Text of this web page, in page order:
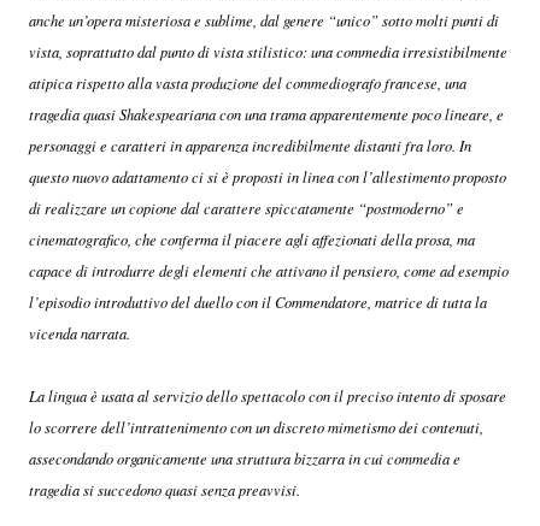
anche un’opera misteriosa e sublime, dal genere “unico” sotto molti punti di
vista, soprattutto dal punto di vista stilistico: una commedia irresistibilmente
atipica rispetto alla vasta produzione del commediografo francese, una
tragedia quasi Shakespeariana con una trama apparentemente poco lineare, e
personaggi e caratteri in apparenza incredibilmente distanti fra loro. In
questo nuovo adattamento ci si è proposti in linea con l’allestimento proposto
di realizzare un copione dal carattere spiccatamente “postmoderno” e
cinematografico, che conferma il piacere agli affezionati della prosa, ma
capace di introdurre degli elementi che attivano il pensiero, come ad esempio
l’episodio introduttivo del duello con il Commendatore, matrice di tutta la
vicenda narrata.
La lingua è usata al servizio dello spettacolo con il preciso intento di sposare
lo scorrere dell’intrattenimento con un discreto mimetismo dei contenuti,
assecondando organicamente una struttura bizzarra in cui commedia e
tragedia si succedono quasi senza preavvisi.